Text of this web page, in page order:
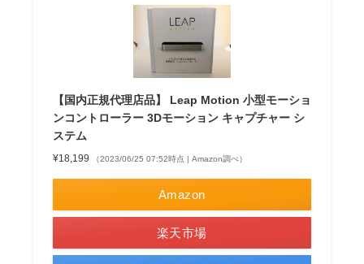
【国内正規代理店品】 Leap Motion 小型モーショ
ンコントローラー 3Dモーション キャプチャー シ
ステム
¥18,199 （2023/06/25 07:52時点 | Amazon調べ）
Amazon
楽天市場